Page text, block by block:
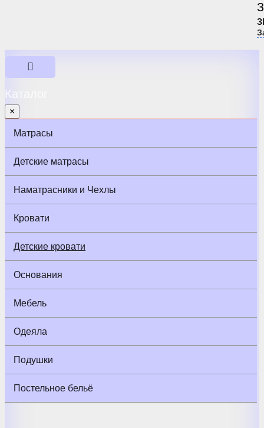
Каталог
×
Матрасы
Детские матрасы
Наматрасники и Чехлы
Кровати
Детские кровати
Основания
Мебель
Одеяла
Подушки
Постельное бельё